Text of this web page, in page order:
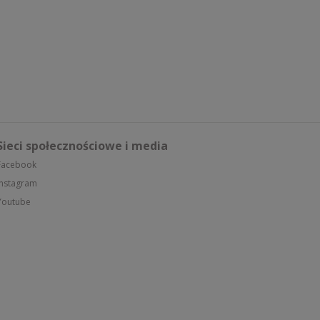
społecznościowe i media